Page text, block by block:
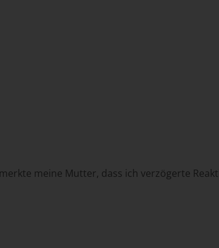
meine Mutter, dass ich verzögerte